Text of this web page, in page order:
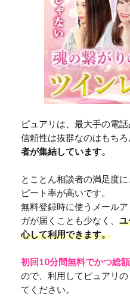
ピュアリは、最大手の電話
信頼性は抜群なのはもちろ
者が集結しています。
とことん相談者の満足度
ピート率が高いです。
無料登録時に使うメール
ガが届くことも少なく、 ユ
心して利用できます。
初回10分間無料でかつ総
ので、利用してピュアリ
てください。